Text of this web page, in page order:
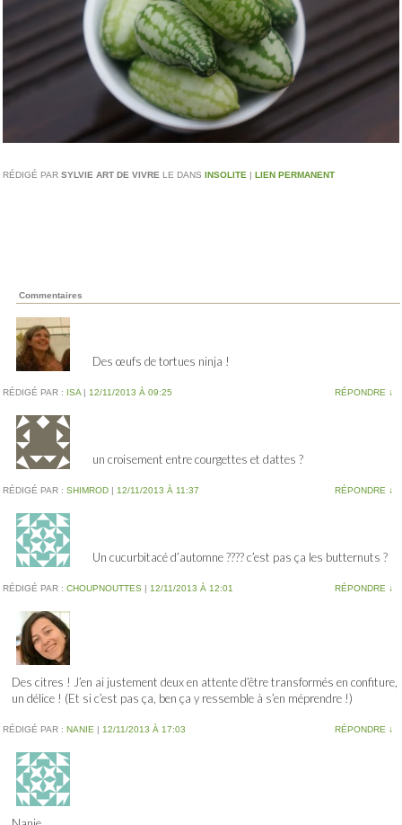
RÉDIGÉ PAR SYLVIE ART DE VIVRE LE DANS INSOLITE | LIEN PERMANENT
Commentaires
Des œufs de tortues ninja !
RÉDIGÉ PAR : ISA | 12/11/2013 À 09:25 RÉPONDRE ↓
un croisement entre courgettes et dattes ?
RÉDIGÉ PAR : SHIMROD | 12/11/2013 À 11:37 RÉPONDRE ↓
Un cucurbitacé d’automne ???? c’est pas ça les butternuts ?
RÉDIGÉ PAR : CHOUPNOUTTES | 12/11/2013 À 12:01 RÉPONDRE ↓
Des citres ! J’en ai justement deux en attente d’être transformés en confiture,
un délice ! (Et si c’est pas ça, ben ça y ressemble à s’en méprendre !)
RÉDIGÉ PAR : NANIE | 12/11/2013 À 17:03 RÉPONDRE ↓